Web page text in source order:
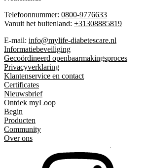
Telefoonnummer: 0800-9776633
Vanuit het buitenland: +31308885819
E-mail: info@mylife-diabetescare.nl
Informatiebeveiliging
Gecoördineerd openbaarmakingsproces
Privacyverklaring
Klantenservice en contact
Certificates
Nieuwsbrief
Ontdek myLoop
Begin
Producten
Community
Over ons